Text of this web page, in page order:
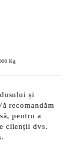
Kg
și
recomandăm
pentru a
clienții dvs.